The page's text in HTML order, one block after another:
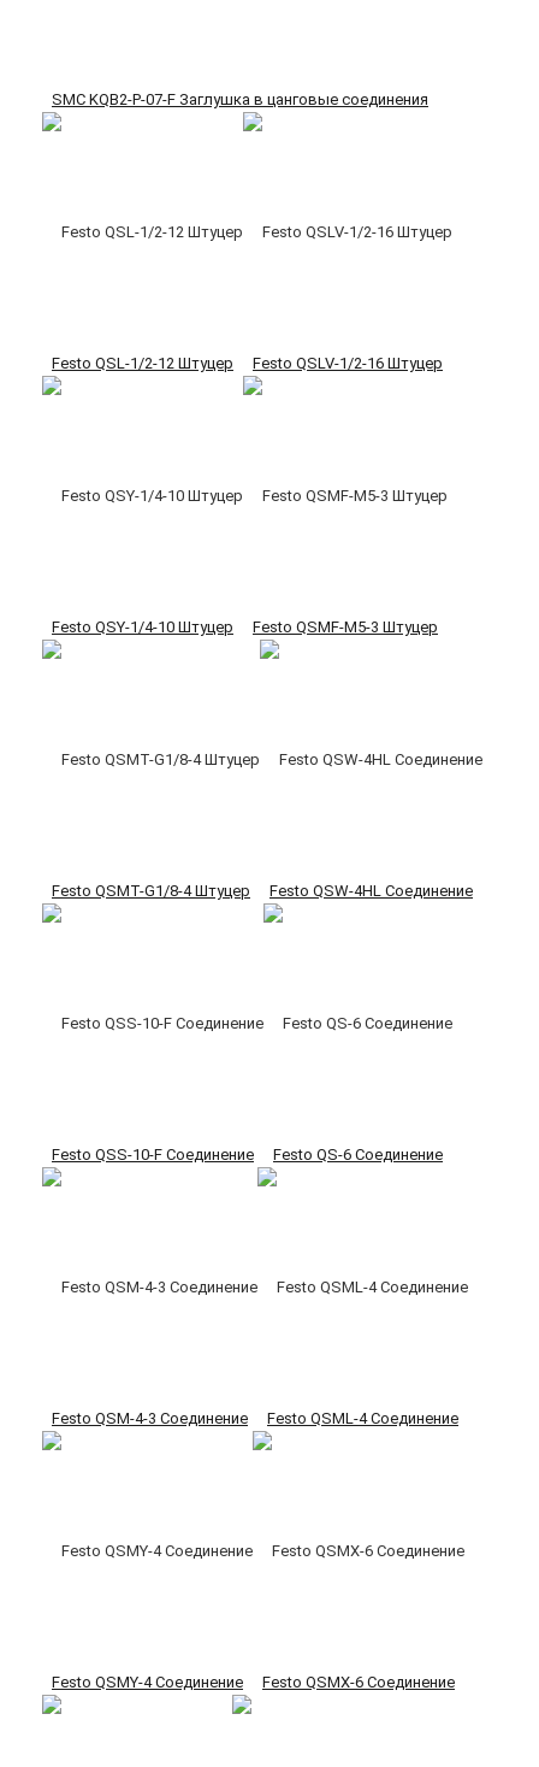
SMC KQB2-P-07-F Заглушка в цанговые соединения
Festo QSL-1/2-12 Штуцер Festo QSLV-1/2-16 Штуцер
Festo QSY-1/4-10 Штуцер Festo QSMF-M5-3 Штуцер
Festo QSMT-G1/8-4 Штуцер Festo QSW-4HL Соединение
Festo QSS-10-F Соединение Festo QS-6 Соединение
Festo QSM-4-3 Соединение Festo QSML-4 Соединение
Festo QSMY-4 Соединение Festo QSMX-6 Соединение